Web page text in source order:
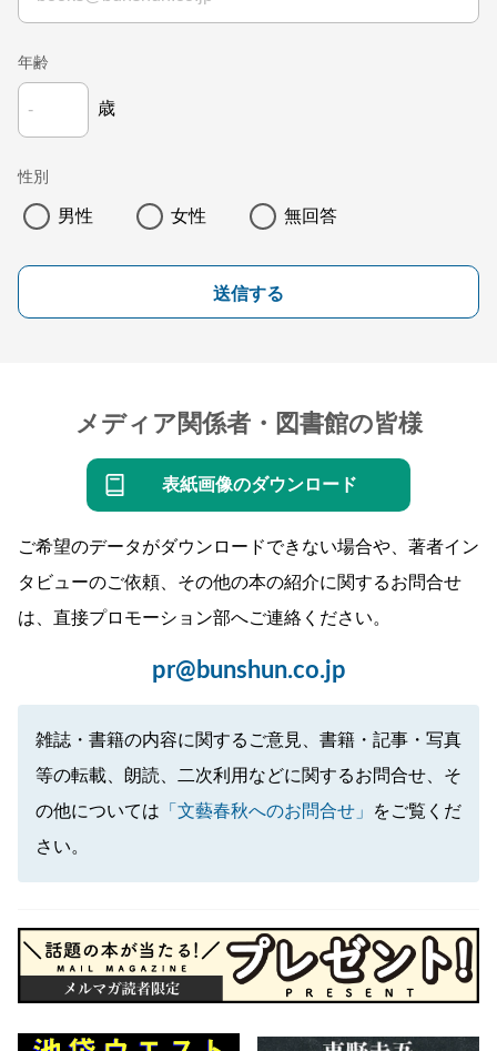
年齢
歳
性別
男性 女性 無回答
送信する
メディア関係者・図書館の皆様
表紙画像のダウンロード
ご希望のデータがダウンロードできない場合や、著者イン
タビューのご依頼、その他の本の紹介に関するお問合せ
は、直接プロモーション部へご連絡ください。
pr@bunshun.co.jp
雑誌・書籍の内容に関するご意見、書籍・記事・写真
等の転載、朗読、二次利用などに関するお問合せ、そ
の他については 「文藝春秋へのお問合せ」
をご覧くだ
さい。